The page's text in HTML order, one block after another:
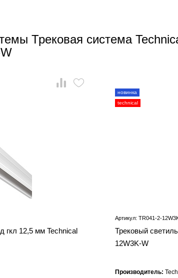
Трековая система
гкл 12,5 мм Technical
новинка
technical
Артикул: TR041-2-
Трековый
12W3K-W
Производитель: